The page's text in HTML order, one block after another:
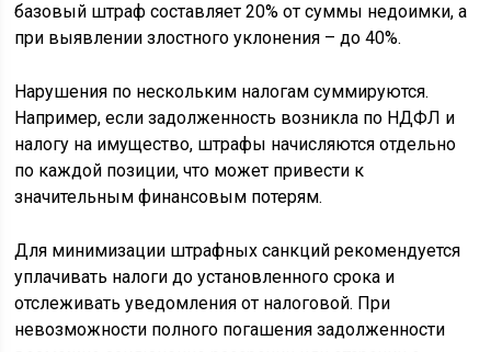
базовый штраф составляет 20% от суммы недоимки, а
при выявлении злостного уклонения – до 40%.
Нарушения по нескольким налогам суммируются.
Например, если задолженность возникла по НДФЛ и
налогу на имущество, штрафы начисляются отдельно
по каждой позиции, что может привести к
значительным финансовым потерям.
Для минимизации штрафных санкций рекомендуется
уплачивать налоги до установленного срока и
отслеживать уведомления от налоговой. При
невозможности полного погашения задолженности